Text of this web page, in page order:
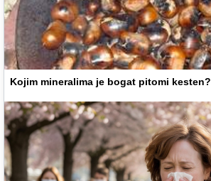
Kojim mineralima je bogat pitomi kesten?